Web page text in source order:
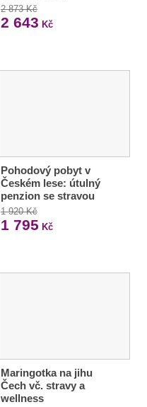
2 873 Kč
2 643 Kč
Pohodový pobyt v
Českém lese: útulný
penzion se stravou
1 920 Kč
1 795 Kč
Maringotka na jihu
Čech vč. stravy a
wellness